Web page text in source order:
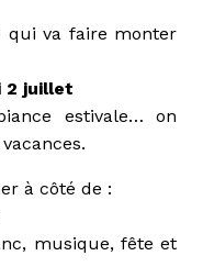
qui va faire monter
2 juillet
estivale… on
à côté de :
musique, fête et